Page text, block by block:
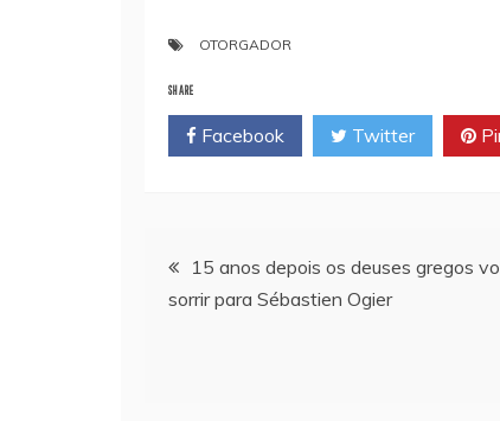
OTORGADOR
SHARE
Facebook Twitter
Navegação
15 anos depois os deuses gregos
sorrir para Sébastien Ogier